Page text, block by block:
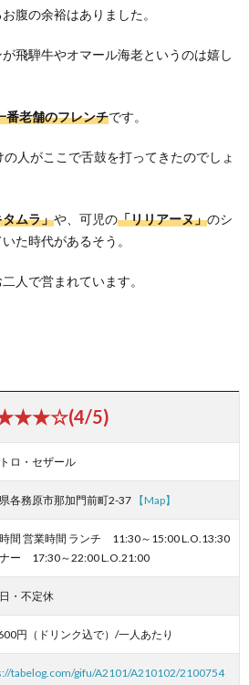
腹の余裕はありました。
飛騨牛やオマール海老というのは嬉し
番老舗のフレンチです。
人がここで舌鼓を打ってきたのでしょ
ムラ」や、可児の「リリアーヌ」のシ
た時代があるそう。
人で営まれています。
5)
ロ・セザール
各務原市那加門前町2-37 【Map】
間 営業時間 ランチ 11:30～15:00 L.O.13:30
ー 17:30～22:00 L.O.21:00
・不定休
円（ドリンク込で）/一人あたり
tabelog.com/gifu/A2101/A210102/2100754